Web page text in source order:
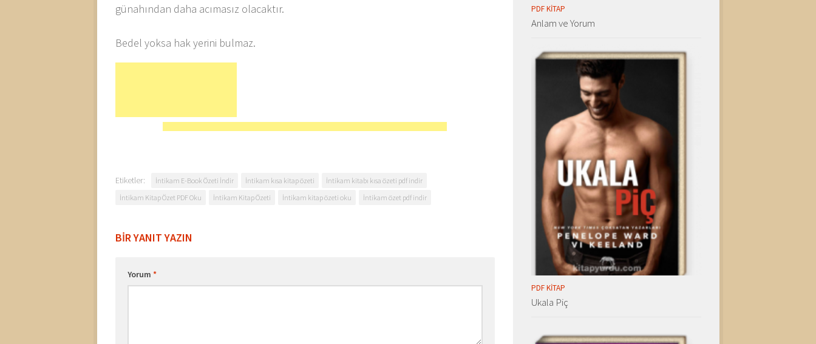
günahından daha acımasız olacaktır.
Bedel yoksa hak yerini bulmaz.
Etiketler: İntikam E-Book Özeti İndir İntikam kısa kitap özeti
İntikam kitabı kısa özeti pdf indir
İntikam Kitap Özet PDF Oku
İntikam Kitap Özeti İntikam kitap özeti oku İntikam özet pdf indir
BIR YANIT YAZIN
Yorum *
PDF KITAP
Anlam ve Yorum
PDF KITAP
Ukala Piç